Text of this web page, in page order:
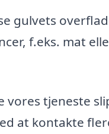
gulvets
f.eks. mat
vores tjeneste
at kontakte